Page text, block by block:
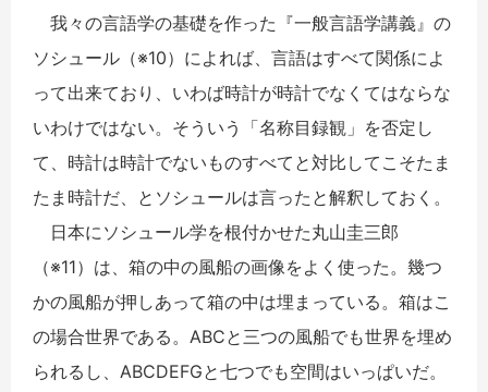
我々の言語学の基礎を作った『一般言語学講義』の
ソシュール（※10）によれば、言語はすべて関係によ
って出来ており、いわば時計が時計でなくてはならな
いわけではない。そういう「名称目録観」を否定し
て、時計は時計でないものすべてと対比してこそたま
たま時計だ、とソシュールは言ったと解釈しておく。
日本にソシュール学を根付かせた丸山圭三郎
（※11）は、箱の中の風船の画像をよく使った。幾つ
かの風船が押しあって箱の中は埋まっている。箱はこ
の場合世界である。ABCと三つの風船でも世界を埋め
られるし、ABCDEFGと七つでも空間はいっぱいだ。